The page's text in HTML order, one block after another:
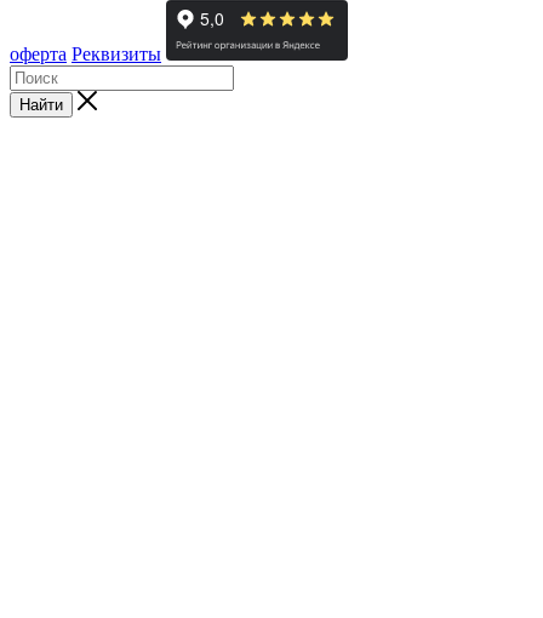
оферта Реквизиты
Найти